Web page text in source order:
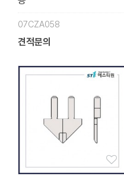
07CZA058
견적문의